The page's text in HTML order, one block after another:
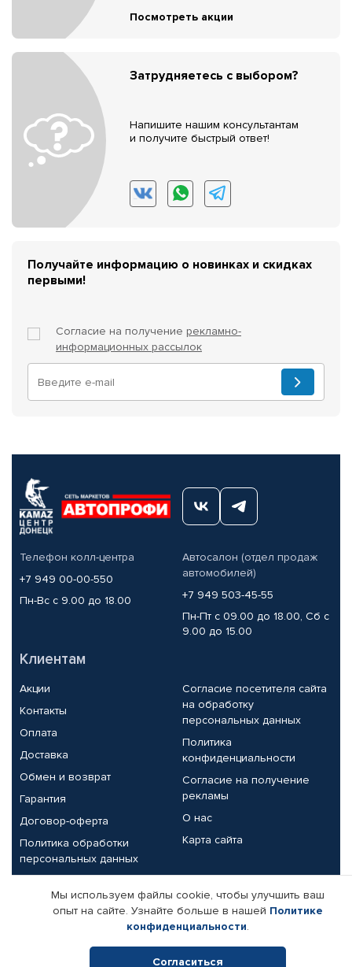
Посмотреть акции
Затрудняетесь с выбором?
Напишите нашим консультантам
и получите быстрый ответ!
Получайте информацию о новинках и скидках
первыми!
Согласие на получение рекламно-
информационных рассылок
Телефон колл-центра
+7 949 00-00-550
Пн-Вс с 9.00 до 18.00
Автосалон (отдел продаж
автомобилей)
+7 949 503-45-55
Пн-Пт с 09.00 до 18.00, Сб с
9.00 до 15.00
Клиентам
Акции
Контакты
Оплата
Доставка
Обмен и возврат
Гарантия
Договор-оферта
Политика обработки
персональных данных
Согласие посетителя сайта
на обработку
персональных данных
Политика
конфиденциальности
Согласие на получение
рекламы
О нас
Карта сайта
Партнерам
Корпоративным клиентам
Поставщикам
Реквизиты компании
Мы используем файлы cookie, чтобы улучшить ваш
опыт на сайте. Узнайте больше в нашей Политике
конфиденциальности.
Согласиться